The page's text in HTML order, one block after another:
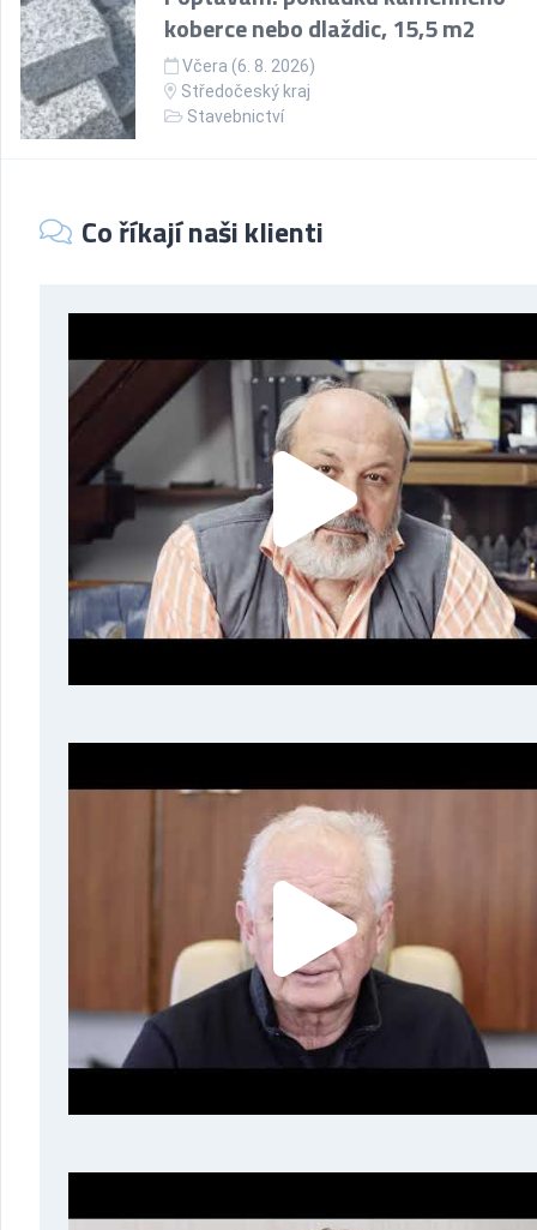
koberce nebo dlaždic, 15,5 m2
Včera (6. 8. 2026)
Středočeský kraj
Stavebnictví
Co říkají naši klienti